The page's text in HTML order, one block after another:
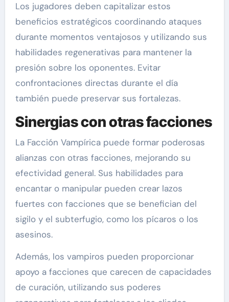
Los jugadores deben capitalizar estos
beneficios estratégicos coordinando ataques
durante momentos ventajosos y utilizando sus
habilidades regenerativas para mantener la
presión sobre los oponentes. Evitar
confrontaciones directas durante el día
también puede preservar sus fortalezas.
Sinergias con otras facciones
La Facción Vampírica puede formar poderosas
alianzas con otras facciones, mejorando su
efectividad general. Sus habilidades para
encantar o manipular pueden crear lazos
fuertes con facciones que se benefician del
sigilo y el subterfugio, como los pícaros o los
asesinos.
Además, los vampiros pueden proporcionar
apoyo a facciones que carecen de capacidades
de curación, utilizando sus poderes